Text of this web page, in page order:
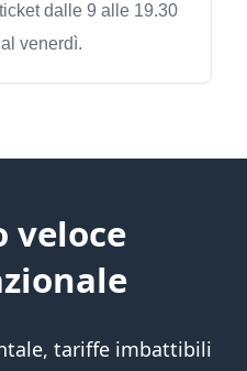
dalle 9 alle 19.30
venerdì.
veloce
tariffe imbattibili